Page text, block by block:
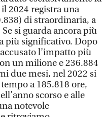
il 2024 registra una
di straordinaria, a
si guarda ancora più
più significativo. Dopo
l’impatto più
un milione e 236.884
due mesi, nel 2022 si
a 185.818 ore,
scorso e alle
notevole